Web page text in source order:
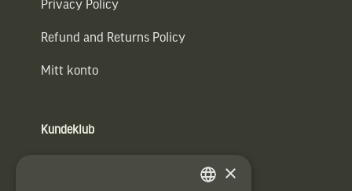
Privacy Policy
Refund and Returns Policy
Mitt konto
Kundeklub
×